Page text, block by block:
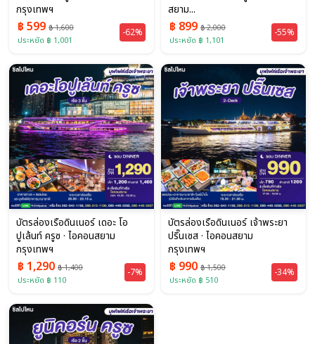
กรุงเทพฯ
฿ 599 ฿ 1,600
ประหยัด ฿ 1,001
-62%
สยาม...
฿ 899 ฿ 2,000
ประหยัด ฿ 1,101
-55%
บัตรล่องเรือดินเนอร์ เดอะ โอ
ปูเล้นท์ ครูซ · ไอคอนสยาม
กรุงเทพฯ
฿ 1,290 ฿ 1,400
ประหยัด ฿ 110
-7%
บัตรล่องเรือดินเนอร์ เจ้าพระยา
ปริ๊นเซส · ไอคอนสยาม
กรุงเทพฯ
฿ 990 ฿ 1,500
ประหยัด ฿ 510
-34%